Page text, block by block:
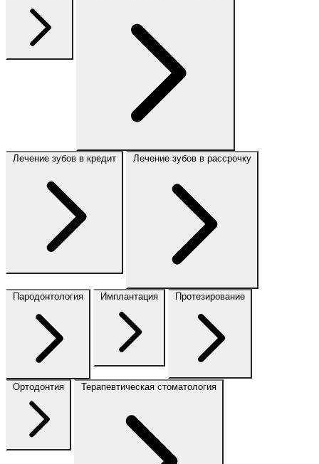
Лечение зубов в кредит Лечение зубов в рассрочку
Пародонтология Имплантация Протезирование
Ортодонтия Терапевтическая стоматология